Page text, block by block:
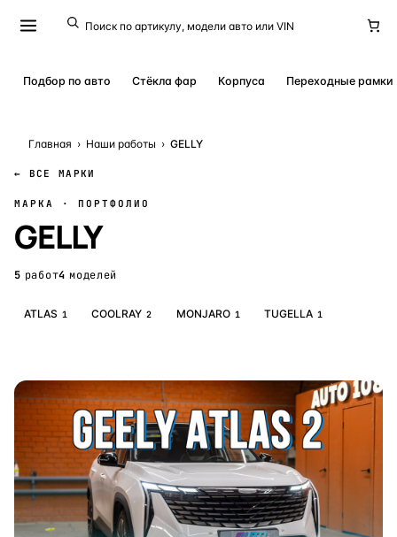
Подбор по авто Стёкла фар Корпуса Переходные рамки
Главная › Наши работы › GELLY
← ВСЕ МАРКИ
МАРКА · ПОРТФОЛИО
GELLY
5 работ4 моделей
ATLAS 1 COOLRAY 2 MONJARO 1 TUGELLA 1